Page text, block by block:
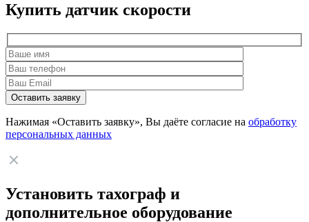
Купить датчик скорости
Нажимая «Оставить заявку», Вы даёте согласие на обработку
персональных данных
Установить тахограф и
дополнительное оборудование